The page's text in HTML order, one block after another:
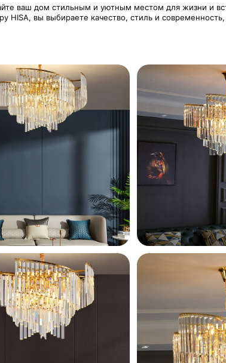
ваш дом стильным и уютным местом для жизни и
вы выбираете качество, стиль и